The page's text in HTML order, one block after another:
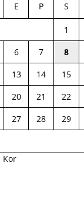
E P S
1
6 7 8
13 14 15
20 21 22
27 28 29
Kor